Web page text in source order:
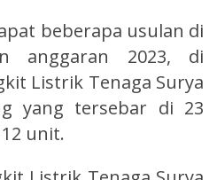
beberapa usulan di
anggaran 2023, di
Listrik Tenaga Surya
yang tersebar di 23
unit.